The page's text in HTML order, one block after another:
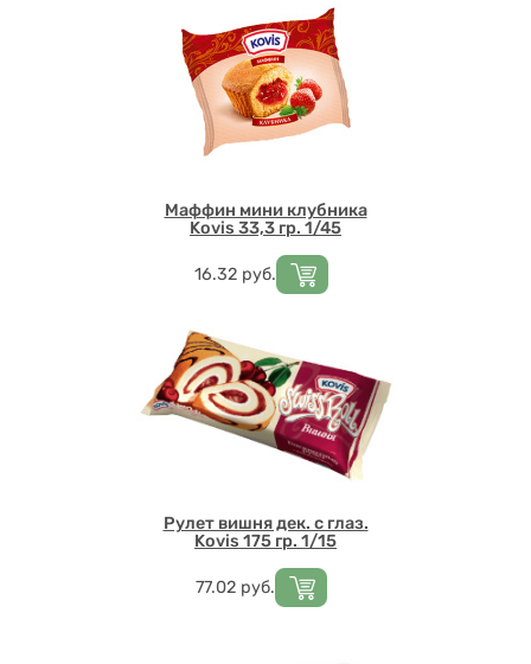
Маффин мини клубника
Kovis 33,3 гр. 1/45
Цена
16.32 руб.
Рулет вишня дек. с глаз.
Kovis 175 гр. 1/15
Цена
77.02 руб.